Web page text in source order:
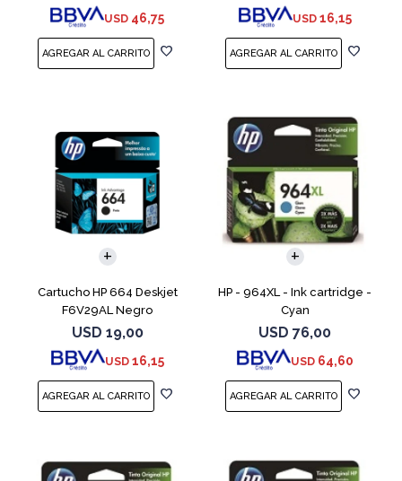
USD 46,75 USD 16,15
Cartucho HP 664 Deskjet
F6V29AL Negro
USD 19,00
USD 16,15
HP - 964XL - Ink cartridge -
Cyan
USD 76,00
USD 64,60